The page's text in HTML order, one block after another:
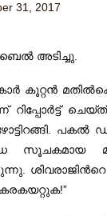
31, 2017
അടിച്ചു.
കൂറ്റന്‍
റിപ്പോര്‍ട്ട്‌
സൂചകമായ